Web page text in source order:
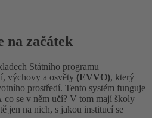
na začátek
Státního programu
výchovy a osvěty (EVVO), který
prostředí. Tento systém funguje
co se v něm učí? V tom mají školy
jen na nich, s jakou institucí se